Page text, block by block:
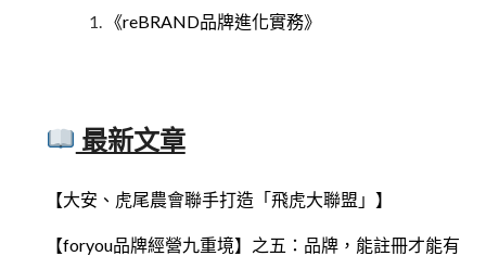
《reBRAND品牌進化實務》
最新文章
【大安、虎尾農會聯手打造「飛虎大聯盟」】
【foryou品牌經營九重境】之五：品牌，能註冊才能有